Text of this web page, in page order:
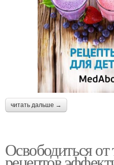
читать дальше →
Освободиться